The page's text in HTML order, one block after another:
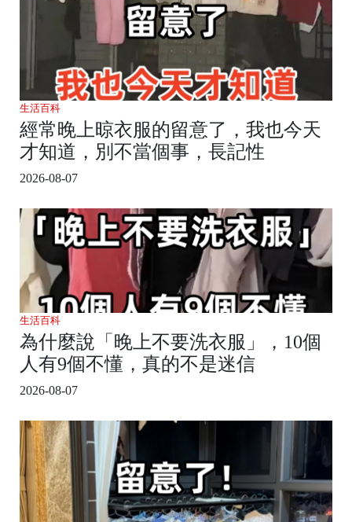
生活百科
經常晚上晾衣服的留意了，我也今天
才知道，別不當個事，長記性
2026-08-07
生活百科
為什麼說「晚上不要洗衣服」，10個
人有9個不懂，真的不是迷信
2026-08-07